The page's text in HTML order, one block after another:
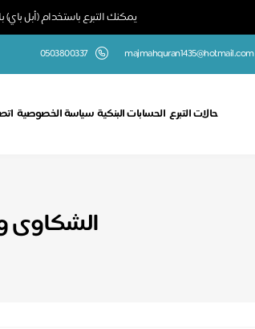
يمكنك التبرع باستخدام (أبل
majmahquran1435@hotmail.com
0503800337
حالات التبرع الحسابات البنكية سياسة الخصوصية
الشكاوى